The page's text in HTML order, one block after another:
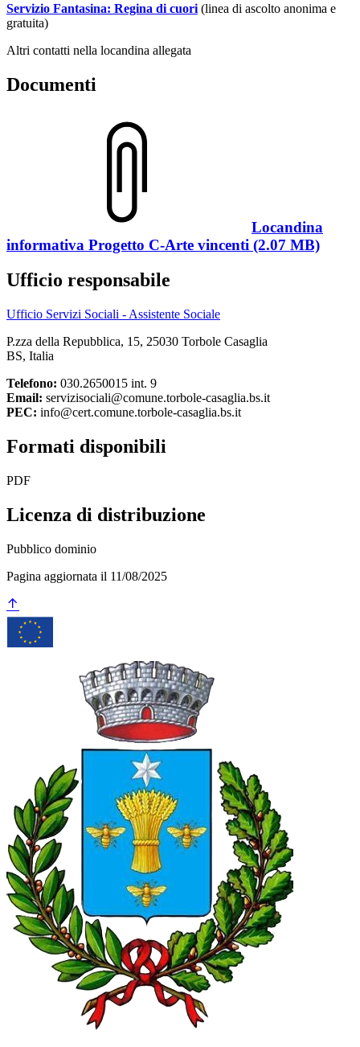
Servizio Fantasina: Regina di cuori (linea di ascolto anonima e
gratuita)
Altri contatti nella locandina allegata
Documenti
Locandina
informativa Progetto C-Arte vincenti (2.07 MB)
Ufficio responsabile
Ufficio Servizi Sociali - Assistente Sociale
P.zza della Repubblica, 15, 25030 Torbole Casaglia
BS, Italia
Telefono: 030.2650015 int. 9
Email: servizisociali@comune.torbole-casaglia.bs.it
PEC: info@cert.comune.torbole-casaglia.bs.it
Formati disponibili
PDF
Licenza di distribuzione
Pubblico dominio
Pagina aggiornata il 11/08/2025